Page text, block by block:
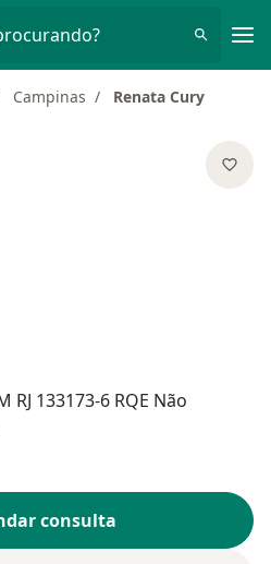
Campinas Renata Cury
133173-6 RQE Não
consulta